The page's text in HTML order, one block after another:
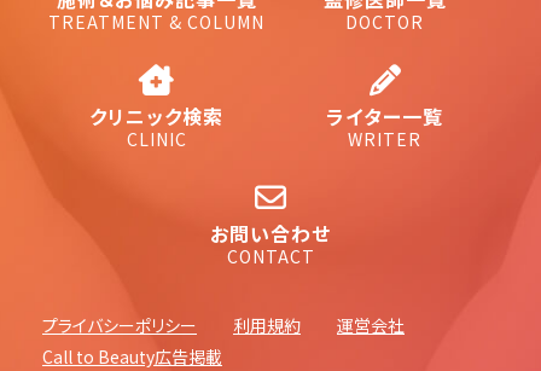
TREATMENT & COLUMN DOCTOR
クリニック検索
CLINIC
ライター一覧
WRITER
お問い合わせ
CONTACT
プライバシーポリシー 利用規約
運営会社
Call to Beauty広告掲載